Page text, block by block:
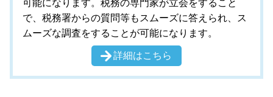
可能になります。税務の専門家が立会をすること
で、税務署からの質問等もスムーズに答えられ、ス
ムーズな調査をすることが可能になります。
詳細はこちら